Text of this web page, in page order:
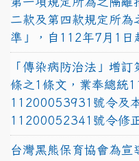
二款及第四款規定所為
準」，自112年7月1日
「傳染病防治法」增
條之1條文，業奉總統
11200053931號令及
11200052341號令修
台灣黑熊保育協會為宣